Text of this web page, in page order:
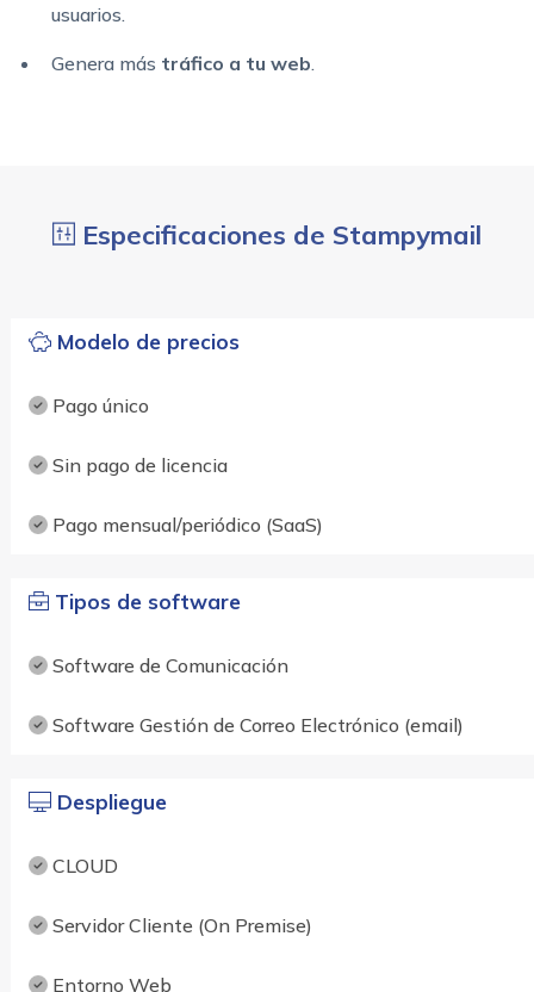
usuarios.
Genera más tráfico a tu web
Especificaciones de Stampymail
Modelo de precios
Pago único
Sin pago de licencia
Pago mensual/periódico (SaaS)
Tipos de software
Software de Comunicación
Software Gestión de Correo Electrónico (email)
Despliegue
CLOUD
Servidor Cliente (On Premise)
Entorno Web